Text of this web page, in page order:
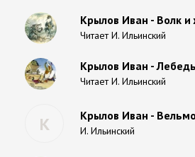
Крылов Иван - Волк и
Читает И. Ильинский
Крылов Иван -
Читает И. Ильинский
К Крылов Иван -
И. Ильинский